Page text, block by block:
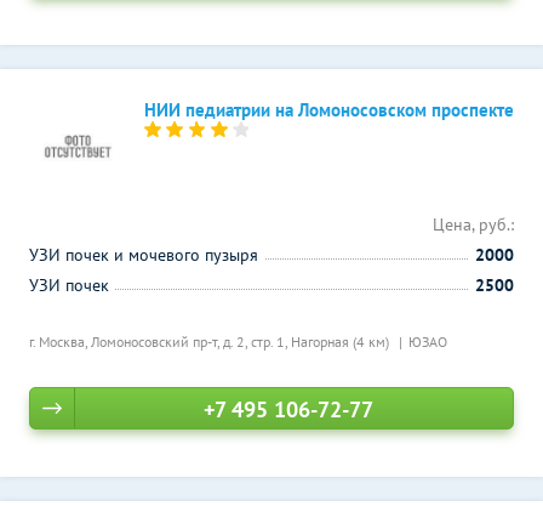
НИИ педиатрии на Ломоносовском проспекте
г. Москва, Ломоносовский пр-т, д. 2, стр. 1, Нагорная (4 км) ЮЗАО
Цена, руб.:
УЗИ почек и мочевого пузыря
2000
УЗИ почек
2500
+7 495 106-72-77